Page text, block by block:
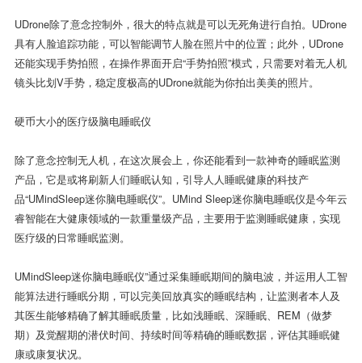
UDrone除了意念控制外，很大的特点就是可以无死角进行自拍。UDrone
具有人脸追踪功能，可以智能调节人脸在照片中的位置；此外，UDrone
还能实现手势拍照，在操作界面开启“手势拍照”模式，只需要对着无人机
镜头比划V手势，稳定度极高的UDrone就能为你拍出美美的照片。
硬币大小的医疗级脑电睡眠仪
除了意念控制无人机，在这次展会上，你还能看到一款神奇的睡眠监测
产品，它是或将刷新人们睡眠认知，引导人人睡眠健康的科技产
品“UMindSleep迷你脑电睡眠仪”。UMind Sleep迷你脑电睡眠仪是今年云
睿智能在大健康领域的一款重量级产品，主要用于监测睡眠健康，实现
医疗级的日常睡眠监测。
UMindSleep迷你脑电睡眠仪”通过采集睡眠期间的脑电波，并运用人工智
能算法进行睡眠分期，可以完美回放真实的睡眠结构，让监测者本人及
其医生能够精确了解其睡眠质量，比如浅睡眠、深睡眠、REM（做梦
期）及觉醒期的潜伏时间、持续时间等精确的睡眠数据，评估其睡眠健
康或康复状况。